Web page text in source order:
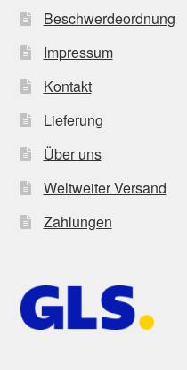
Beschwerdeordnung
Impressum
Kontakt
Lieferung
Über uns
Weltweiter Versand
Zahlungen